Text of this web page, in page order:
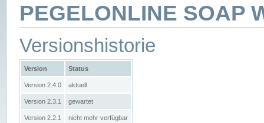
PEGELONLINE SOAP
Versionshistorie
Version Status
Version 2.4.0 aktuell
Version 2.3.1 gewartet
Version 2.2.1 nicht mehr verfügbar